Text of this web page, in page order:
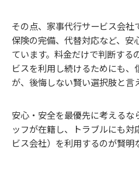
その点、家事代行サービス会
保険の完備、代替対応など、安
ています。料金だけで判断する
ビスを利用し続けるためにも
が、後悔しない賢い選択肢と言
安心・安全を最優先に考えるな
ッフが在籍し、トラブルにも
ビス会社）を利用するのが賢明